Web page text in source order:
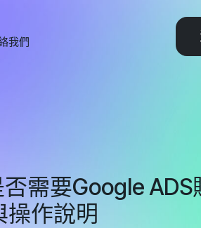
我們
需要Google ADS
作說明